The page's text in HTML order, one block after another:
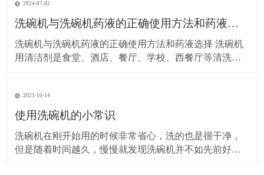
而降低了成本。一台7、8万的洗碗机，可以省2-3人，这
2-3人的一年的工资省下来可以购买一台洗碗机，是不是
2024-07-02
洗碗机与洗碗机药液的正确使用方法和药液选择
洗碗机与洗碗机药液的正确使用方法和药液选择 洗碗机
用清洁剂是食堂、酒店、餐厅、学校、西餐厅等清洗餐
2021-10-14
使用洗碗机的小常识
洗碗机在刚开始用的时候非常省心，洗的也是很干净，
但是随着时间越久，慢慢就发现洗碗机并不如先前好用